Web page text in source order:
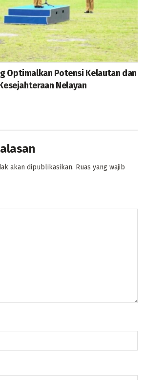
Optimalkan Potensi Kelautan dan
Nelayan
akan dipublikasikan. Ruas yang wajib